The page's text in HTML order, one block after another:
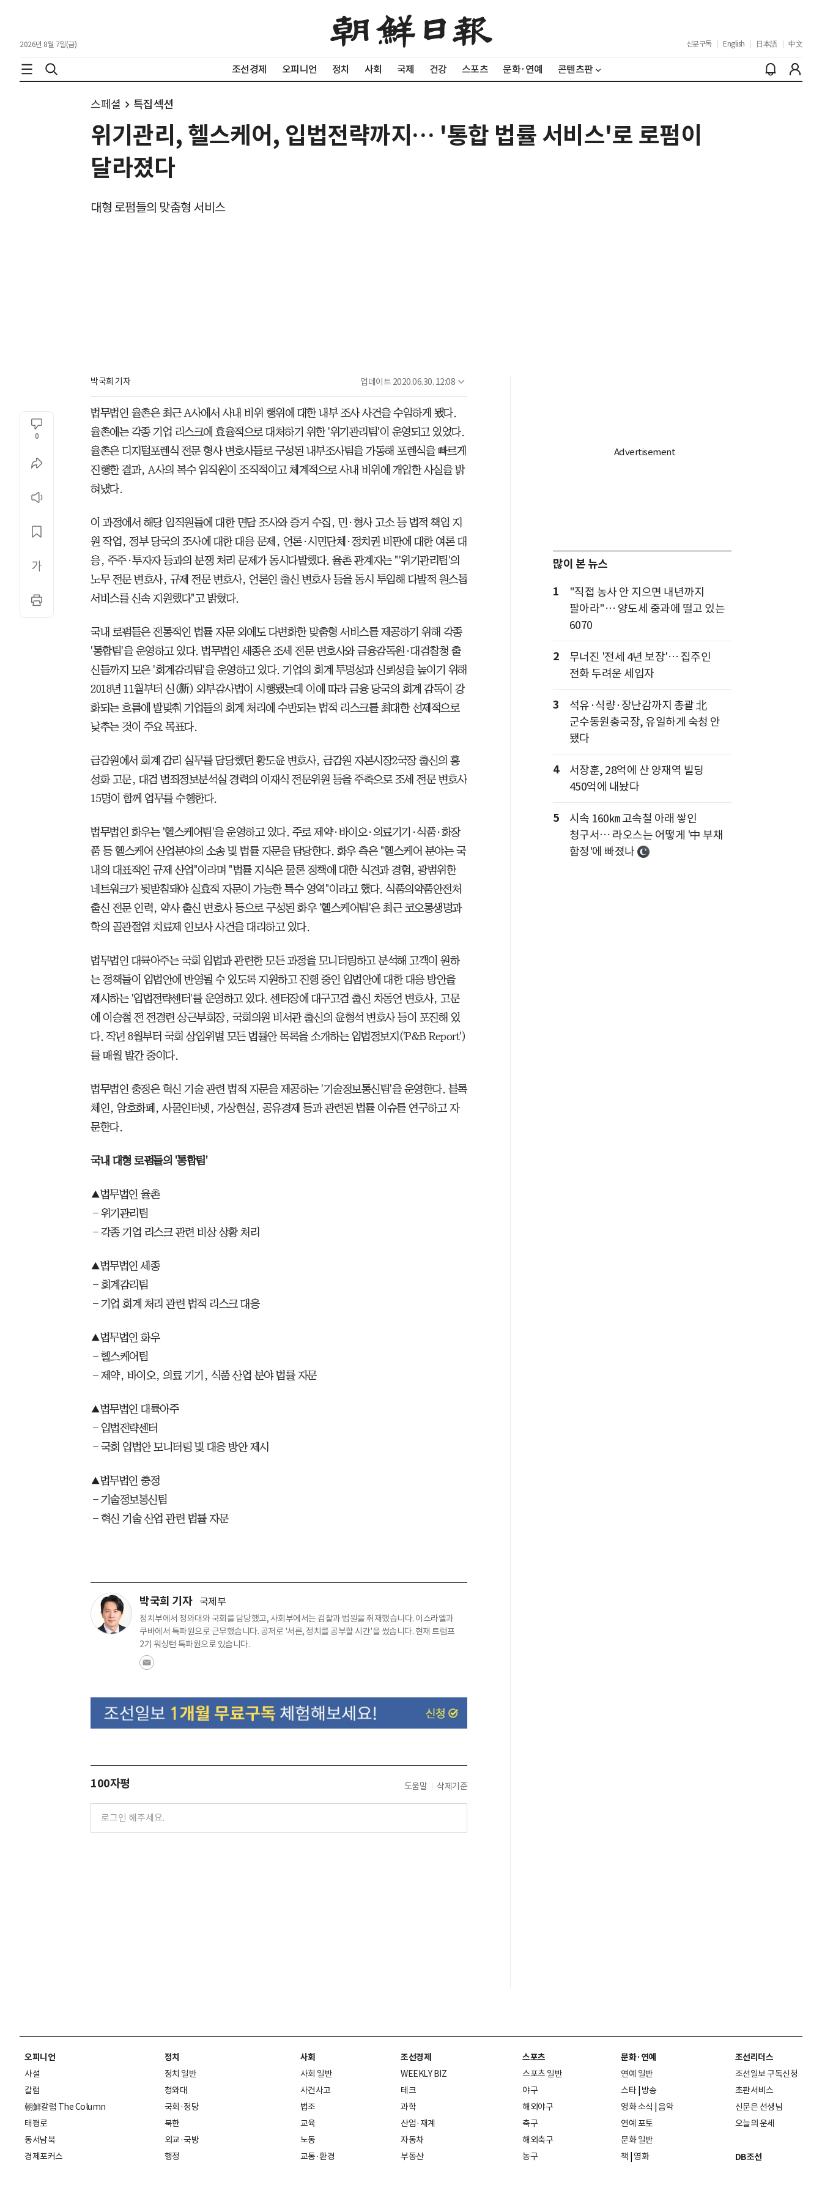
2026년 8월 7일(금) 신문구독 English 日本語 中文
조선경제 오피니언 정치 사회 국제 건강 스포츠 문화·연예 콘텐츠판
스페셜 특집섹션
위기관리, 헬스케어, 입법전략까지… '통합 법률 서비스'로 로펌이
달라졌다
대형 로펌들의 맞춤형 서비스
박국희 기자 업데이트 2020.06.30. 12:08
0
법무법인 율촌은 최근 A사에서 사내 비위 행위에 대한 내부 조사 사건을 수임하게 됐다.
율촌에는 각종 기업 리스크에 효율적으로 대처하기 위한 '위기관리팀'이 운영되고 있었다.
율촌은 디지털포렌식 전문 형사 변호사들로 구성된 내부조사팀을 가동해 포렌식을 빠르게
진행한 결과, A사의 복수 임직원이 조직적이고 체계적으로 사내 비위에 개입한 사실을 밝
혀냈다.
이 과정에서 해당 임직원들에 대한 면담 조사와 증거 수집, 민·형사 고소 등 법적 책임 지
원 작업, 정부 당국의 조사에 대한 대응 문제, 언론·시민단체·정치권 비판에 대한 여론 대
응, 주주·투자자 등과의 분쟁 처리 문제가 동시다발했다. 율촌 관계자는 "'위기관리팀'의
노무 전문 변호사, 규제 전문 변호사, 언론인 출신 변호사 등을 동시 투입해 다발적 원스톱
서비스를 신속 지원했다"고 밝혔다.
국내 로펌들은 전통적인 법률 자문 외에도 다변화한 맞춤형 서비스를 제공하기 위해 각종
'통합팀'을 운영하고 있다. 법무법인 세종은 조세 전문 변호사와 금융감독원·대검찰청 출
신들까지 모은 '회계감리팀'을 운영하고 있다. 기업의 회계 투명성과 신뢰성을 높이기 위해
2018년 11월부터 신(新) 외부감사법이 시행됐는데 이에 따라 금융 당국의 회계 감독이 강
화되는 흐름에 발맞춰 기업들의 회계 처리에 수반되는 법적 리스크를 최대한 선제적으로
낮추는 것이 주요 목표다.
금감원에서 회계 감리 실무를 담당했던 황도윤 변호사, 금감원 자본시장2국장 출신의 홍
성화 고문, 대검 범죄정보분석실 경력의 이재식 전문위원 등을 주축으로 조세 전문 변호사
15명이 함께 업무를 수행한다.
법무법인 화우는 '헬스케어팀'을 운영하고 있다. 주로 제약·바이오·의료기기·식품·화장
품 등 헬스케어 산업분야의 소송 및 법률 자문을 담당한다. 화우 측은 "헬스케어 분야는 국
내의 대표적인 규제 산업"이라며 "법률 지식은 물론 정책에 대한 식견과 경험, 광범위한
네트워크가 뒷받침돼야 실효적 자문이 가능한 특수 영역"이라고 했다. 식품의약품안전처
출신 전문 인력, 약사 출신 변호사 등으로 구성된 화우 '헬스케어팀'은 최근 코오롱생명과
학의 골관절염 치료제 인보사 사건을 대리하고 있다.
법무법인 대륙아주는 국회 입법과 관련한 모든 과정을 모니터링하고 분석해 고객이 원하
는 정책들이 입법안에 반영될 수 있도록 지원하고 진행 중인 입법안에 대한 대응 방안을
제시하는 '입법전략센터'를 운영하고 있다. 센터장에 대구고검 출신 차동언 변호사, 고문
에 이승철 전 전경련 상근부회장, 국회의원 비서관 출신의 윤형석 변호사 등이 포진해 있
다. 작년 8월부터 국회 상임위별 모든 법률안 목록을 소개하는 입법정보지('P&B Report')
를 매월 발간 중이다.
법무법인 충정은 혁신 기술 관련 법적 자문을 제공하는 '기술정보통신팀'을 운영한다. 블록
체인, 암호화폐, 사물인터넷, 가상현실, 공유경제 등과 관련된 법률 이슈를 연구하고 자
문한다.
국내 대형 로펌들의 '통합팀'
▲법무법인 율촌
―위기관리팀
―각종 기업 리스크 관련 비상 상황 처리
▲법무법인 세종
―회계감리팀
―기업 회계 처리 관련 법적 리스크 대응
▲법무법인 화우
―헬스케어팀
―제약, 바이오, 의료 기기, 식품 산업 분야 법률 자문
▲법무법인 대륙아주
―입법전략센터
―국회 입법안 모니터링 및 대응 방안 제시
▲법무법인 충정
―기술정보통신팀
―혁신 기술 산업 관련 법률 자문
박국희 기자 국제부
정치부에서 청와대와 국회를 담당했고, 사회부에서는 검찰과 법원을 취재했습니다. 이스라엘과
쿠바에서 특파원으로 근무했습니다. 공저로 '서른, 정치를 공부할 시간'을 썼습니다. 현재 트럼프
2기 워싱턴 특파원으로 있습니다.
100자평 도움말 삭제기준
많이 본 뉴스
1
"직접 농사 안 지으면 내년까지
팔아라"… 양도세 중과에 떨고 있는
6070
2
무너진 '전세 4년 보장'… 집주인
전화 두려운 세입자
3
석유·식량·장난감까지 총괄 北
군수동원총국장, 유일하게 숙청 안
됐다
4
서장훈, 28억에 산 양재역 빌딩
450억에 내놨다
5
시속 160㎞ 고속철 아래 쌓인
청구서… 라오스는 어떻게 '中 부채
함정'에 빠졌나
오피니언
사설
칼럼
朝鮮칼럼 The Column
태평로
동서남북
경제포커스
정치
정치 일반
청와대
국회·정당
북한
외교·국방
행정
사회
사회 일반
사건사고
법조
교육
노동
교통·환경
조선경제
WEEKLY BIZ
테크
과학
산업·재계
자동차
부동산
스포츠
스포츠 일반
야구
해외야구
축구
해외축구
농구
문화·연예
연예 일반
스타 방송
영화 소식 음악
연예 포토
문화 일반
책
영화
조선리더스
조선일보 구독신청
초판서비스
신문은 선생님
오늘의 운세
DB조선